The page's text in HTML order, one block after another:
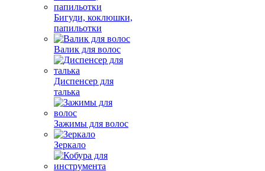
Бигуди, коклюшки,
папильотки
Валик для волос
Диспенсер для
талька
Зажимы для волос
Зеркало